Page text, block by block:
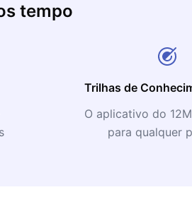
tempo
Trilhas de
O aplicativo do
para qualquer